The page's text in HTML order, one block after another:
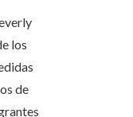
los
de